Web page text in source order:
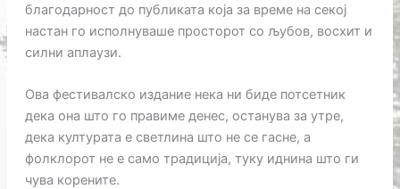
благодарност до публиката која за време на секој
настан го исполнуваше просторот со љубов, восхит и
силни аплаузи.
Ова фестивалско издание нека ни биде потсетник
дека она што го правиме денес, останува за утре,
дека културата е светлина што не се гасне, а
фолклорот не е само традиција, туку иднина што ги
чува корените.